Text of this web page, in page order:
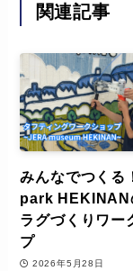
関連記事
みんなでつくる
park HEKINAN
ラグづくりワー
プ
2026年5月28日